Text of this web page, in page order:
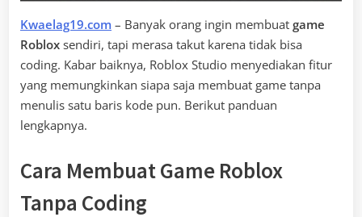
Kwaelag19.com – Banyak orang ingin membuat game
Roblox sendiri, tapi merasa takut karena tidak bisa
coding. Kabar baiknya, Roblox Studio menyediakan fitur
yang memungkinkan siapa saja membuat game tanpa
menulis satu baris kode pun. Berikut panduan
lengkapnya.
Cara Membuat Game Roblox
Tanpa Coding